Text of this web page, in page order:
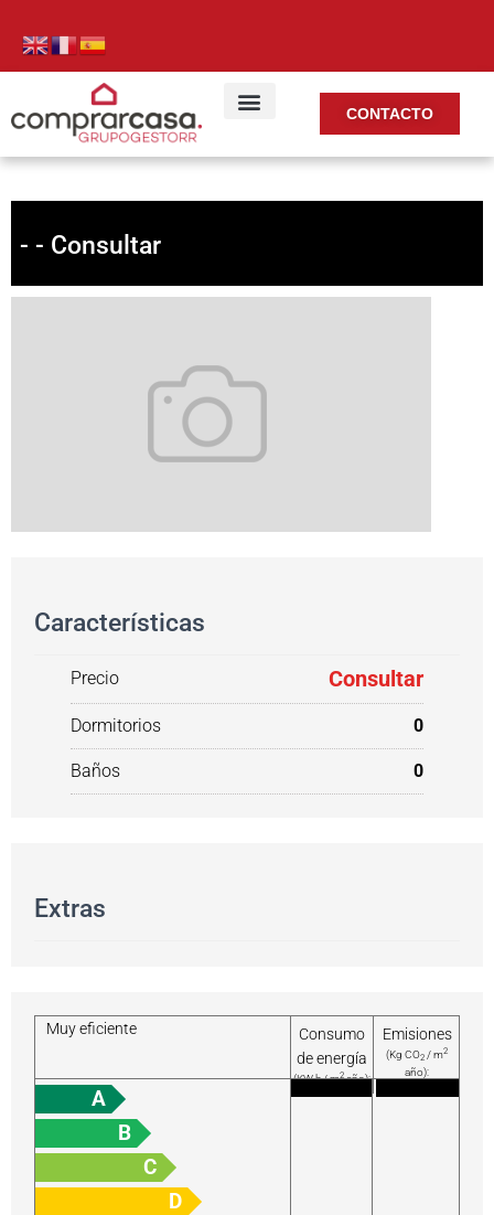
CONTACTO
- - Consultar
Características
Precio Consultar
Dormitorios 0
Baños 0
Extras
Muy eficiente
Consumo
de energía
(KW h / m2año):
Emisiones
(Kg CO2 / m2
año):
A
B
C
D